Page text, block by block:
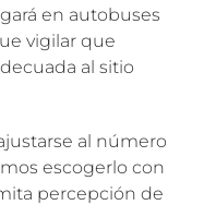
en autobuses
vigilar que
al sitio
al número
escogerlo con
percepción de